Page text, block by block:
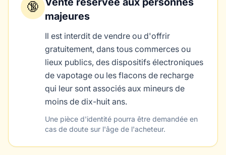
🔞
majeures
Il est interdit de vendre ou d'offrir
gratuitement, dans tous commerces ou
lieux publics, des dispositifs électroniques
de vapotage ou les flacons de recharge
qui leur sont associés aux mineurs de
moins de dix-huit ans.
Une pièce d'identité pourra être demandée en
cas de doute sur l'âge de l'acheteur.